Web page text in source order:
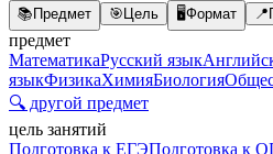
📚Предмет 🎯Цель 🖥️Формат 📍
предмет
МатематикаРусский язык
языкФизикаХимияБиология
🔍 другой предмет
цель занятий
Подготовка к ЕГЭПодготовка к